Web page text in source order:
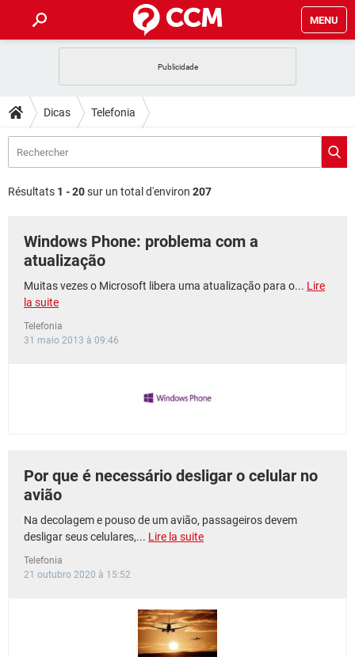
MENU
CELULAR
INSTAGRAM GMAIL
GUIA DE COMPRAS
DICAS
JOGOS
CELULAR
OUTLOOK
GUIA DE COMPRAS
DOWNLOADS
JOGOS WHATSAPP
CELULAR FACEBOOK
INSTAGRAM
GUIA DE COMPRAS
CELULAR FACEBOOK
OUTLOOK
INSTAGRAM GMAIL
CELULAR FACEBOOK
OUTLOOK
INSTAGRAM
Dicas Telefonia
Résultats 1 - 20sur un total d'environ 207
Windows Phone: problema com a
atualização
Muitas vezes o Microsoft libera uma atualização para o... Lire
la suite
Telefonia
31 maio 2013 à 09:46
Por que é necessário desligar o celular no
avião
Na decolagem e pouso de um avião, passageiros devem
desligar seus celulares,... Lire la suite
Telefonia
21 outubro 2020 à 15:52